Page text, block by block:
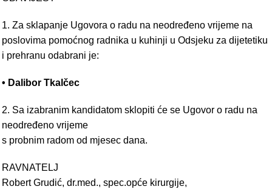
1. Za sklapanje Ugovora o radu na neodređeno vrijeme na
poslovima pomoćnog radnika u kuhinji u Odsjeku za dijetetiku
i prehranu odabrani je:
• Dalibor Tkalčec
2. Sa izabranim kandidatom sklopiti će se Ugovor o radu na
neodređeno vrijeme
s probnim radom od mjesec dana.
RAVNATELJ
Robert Grudić, dr.med., spec.opće kirurgije,